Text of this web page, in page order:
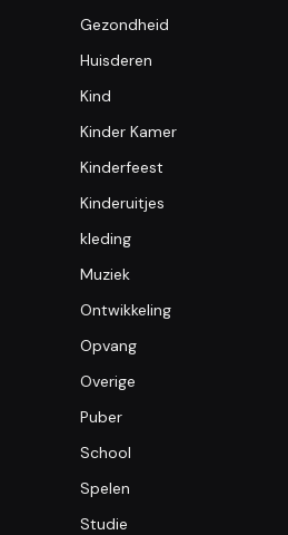
Gezondheid
Huisderen
Kind
Kinder Kamer
Kinderfeest
Kinderuitjes
kleding
Muziek
Ontwikkeling
Opvang
Overige
Puber
School
Spelen
Studie